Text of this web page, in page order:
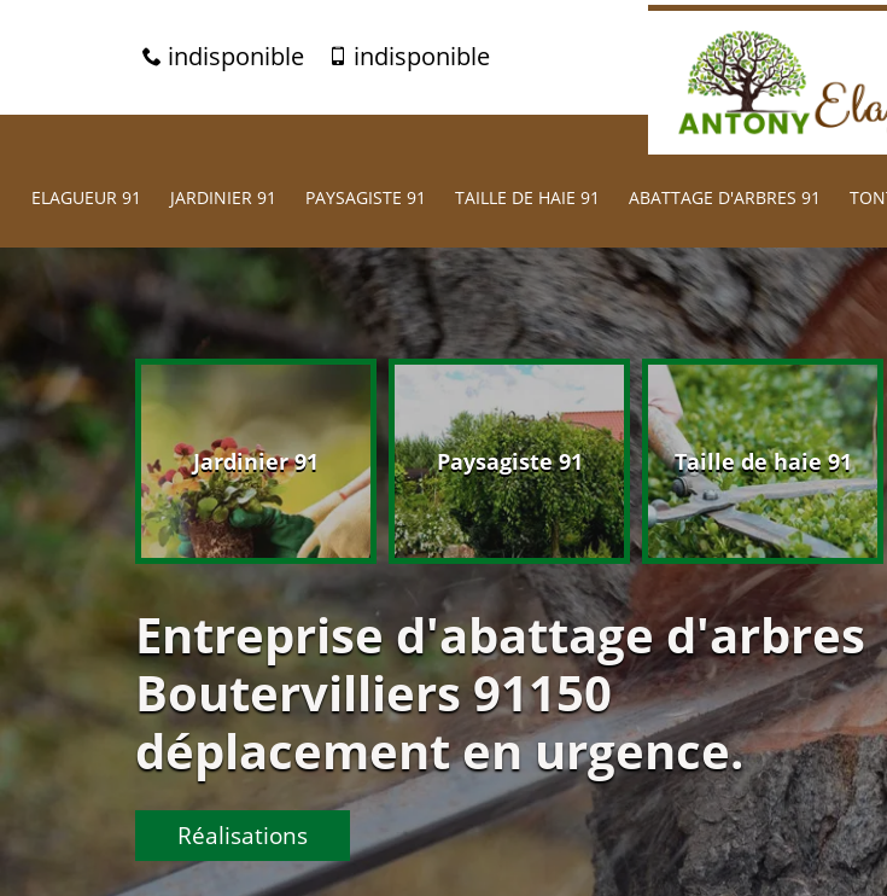
indisponible indisponible
ELAGUEUR 91 JARDINIER 91 PAYSAGISTE 91 TAILLE DE HAIE 91 ABATTAGE D'ARBRES 91
91 Jardinier 91 Paysagiste 91 Taille de haie 91
Entreprise d'abattage d'arbres
Boutervilliers 91150
déplacement en urgence.
Réalisations